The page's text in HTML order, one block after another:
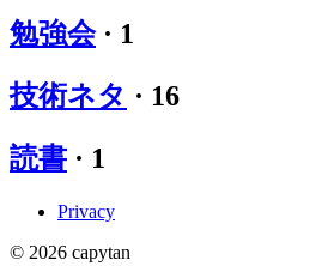
勉強会 · 1
技術ネタ · 16
読書 · 1
Privacy
© 2026 capytan